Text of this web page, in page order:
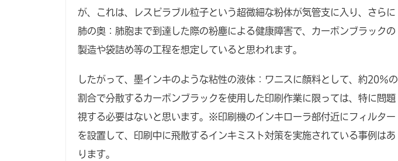
が、これは、レスピラブル粒子という超微細な粉体が気管支に入り、さらに
肺の奥：肺胞まで到達した際の粉塵による健康障害で、カーボンブラックの
製造や袋詰め等の工程を想定していると思われます。
したがって、墨インキのような粘性の液体：ワニスに顔料として、約20％の
割合で分散するカーボンブラックを使用した印刷作業に限っては、特に問題
視する必要はないと思います。※印刷機のインキローラ部付近にフィルター
を設置して、印刷中に飛散するインキミスト対策を実施されている事例はあ
ります。